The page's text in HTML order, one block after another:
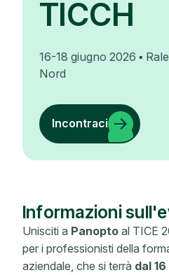
TICCH
16-18 giugno 2026 ▪
Nord
Incontraci
Informazioni
Unisciti a Panopto al TICE
per i professionisti della
aziendale, che si terrà dal